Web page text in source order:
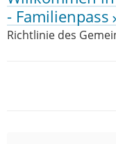
- Familienpass
Richtlinie des